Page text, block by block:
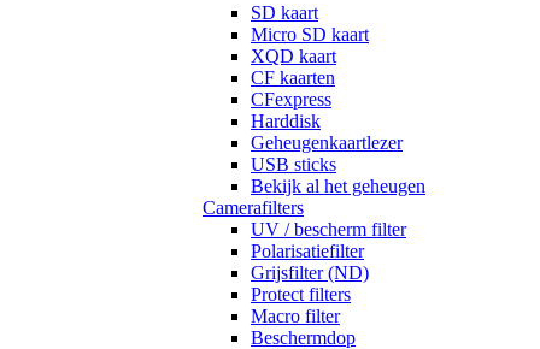
SD kaart
Micro SD kaart
XQD kaart
CF kaarten
CFexpress
Harddisk
Geheugenkaartlezer
USB sticks
Bekijk al het geheugen
Camerafilters
UV / bescherm filter
Polarisatiefilter
Grijsfilter (ND)
Protect filters
Macro filter
Beschermdop